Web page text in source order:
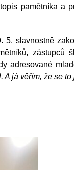
pamětníka a
5. slavnostně
zástupců
adresované
A já věřím, že se to